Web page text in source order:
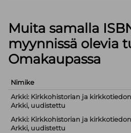
Muita samalla
myynnissä olevia
Omakaupassa
Nimike
Arkki: Kirkkohistorian ja kirkkotiedon
Arkki, uudistettu
Arkki: Kirkkohistorian ja kirkkotiedon
Arkki, uudistettu